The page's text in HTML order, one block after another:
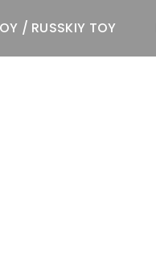
/ RUSSKIY TOY